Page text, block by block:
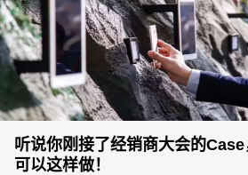
听说你刚接了经销商大会的
可以这样做！